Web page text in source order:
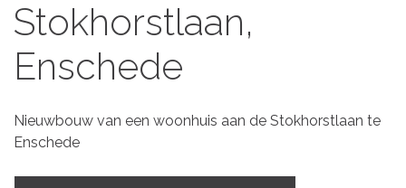
Stokhorstlaan,
Enschede
Nieuwbouw van een woonhuis aan de Stokhorstlaan te
Enschede